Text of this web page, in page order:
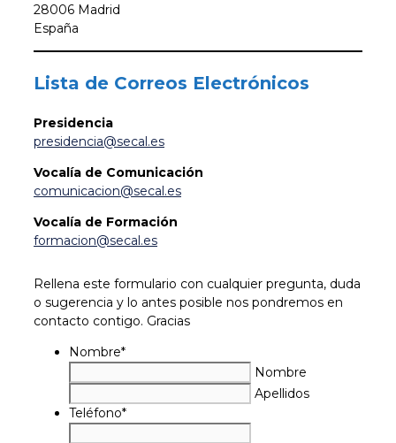
28006 Madrid
España
Lista de Correos Electrónicos
Presidencia
presidencia@secal.es
Vocalía de Comunicación
comunicacion@secal.es
Vocalía de Formación
formacion@secal.es
Rellena este formulario con cualquier pregunta, duda
o sugerencia y lo antes posible nos pondremos en
contacto contigo. Gracias
Nombre*
Nombre
Apellidos
Teléfono*